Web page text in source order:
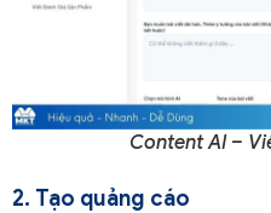
Content AI –
2. Tạo quảng cáo